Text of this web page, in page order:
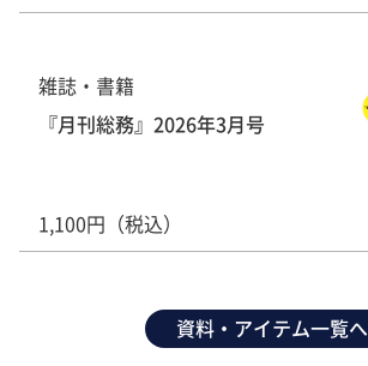
雑誌・書籍
『月刊総務』2026年3月号
1,100円（税込）
資料・アイテム一覧へ